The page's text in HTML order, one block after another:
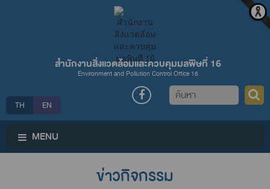
สำนักงานสิ่งแวดล้อมและควบคุมมลพิษที่ 16
Environment and Pollution Control Office 16
TH EN
ค้นหา
MENU
ข่าวกิจกรรม